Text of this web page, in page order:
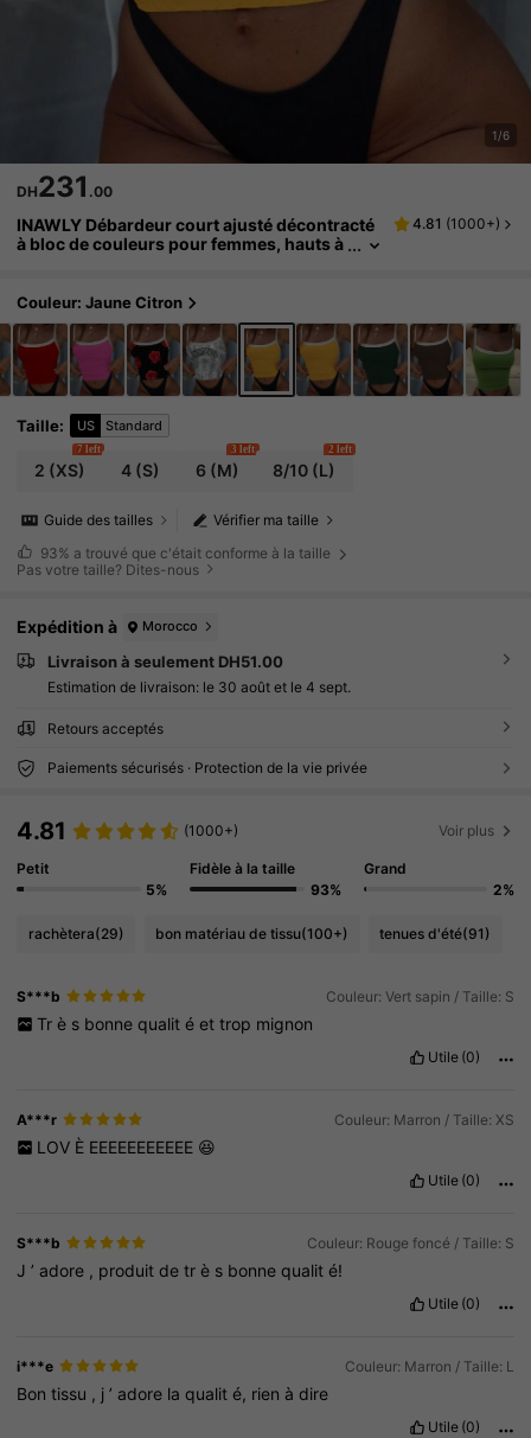
1/6
DH231 .00
INAWLY Débardeur court ajusté décontracté
à bloc de couleurs pour femmes, hauts à
4.81 (1000+)
Couleur: Jaune Citron
Taille: US Standard
2 (XS)
7 left
4(S) 6 (M)
3 left
8/10 (L)
2 left
Vérifier ma taille
Guide des tailles
93% a trouvé que c'était conforme à la taille
Pas votre taille? Dites-nous
Expédition à Morocco
Livraison à seulement DH51.00
Estimation de livraison: le 30 août et le 4 sept.
Retours acceptés
Paiements sécurisés · Protection de la vie privée
4.81 (1000+) Voir plus
Petit
5%
Fidèle à la taille
93%
Grand
2%
rachètera(29) bon matériau de tissu(100+) tenues d'été(91)
S***b Couleur: Vert sapin / Taille: S
Tr è s bonne qualit é et trop mignon
Utile (0)
A***r Couleur: Marron / Taille: XS
LOV È EEEEEEEEEEE 😆
Utile (0)
S***b Couleur: Rouge foncé / Taille: S
J’ adore , produitdetrè s bonnequalité!
Utile (0)
i***e Couleur: Marron / Taille: L
Bontissu , j’ adore laqualité, rien àdire
Utile (0)